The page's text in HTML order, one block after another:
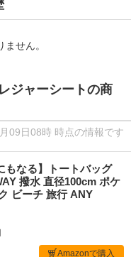
せん。
ジャーシートの商
09日08時 時点の情報です
もなる】トートバッグ
撥水 直径100cm ポケ
ビーチ 旅行 ANY
Amazonで購入